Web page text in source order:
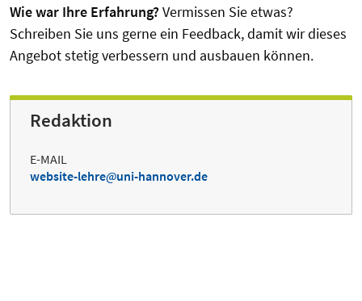
Wie war Ihre Erfahrung?Vermissen Sie etwas?
Schreiben Sie uns gerne ein Feedback, damit wir dieses
Angebot stetig verbessern und ausbauen können.
Redaktion
E-MAIL
website-lehre
uni-hannover.de